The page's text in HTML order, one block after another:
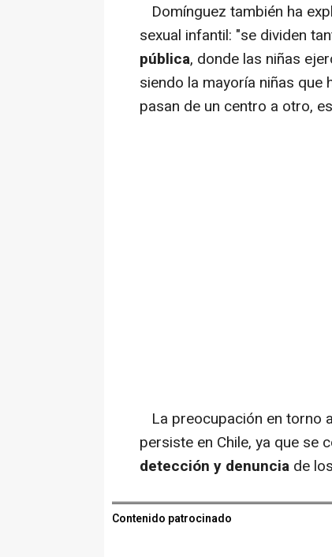
Domínguez también ha
sexual infantil: "se dividen
pública, donde las niñas
siendo la mayoría niñas que
pasan de un centro a otro,
La preocupación en torno
persiste en Chile, ya que se
detección y denuncia de
Contenido patrocinado